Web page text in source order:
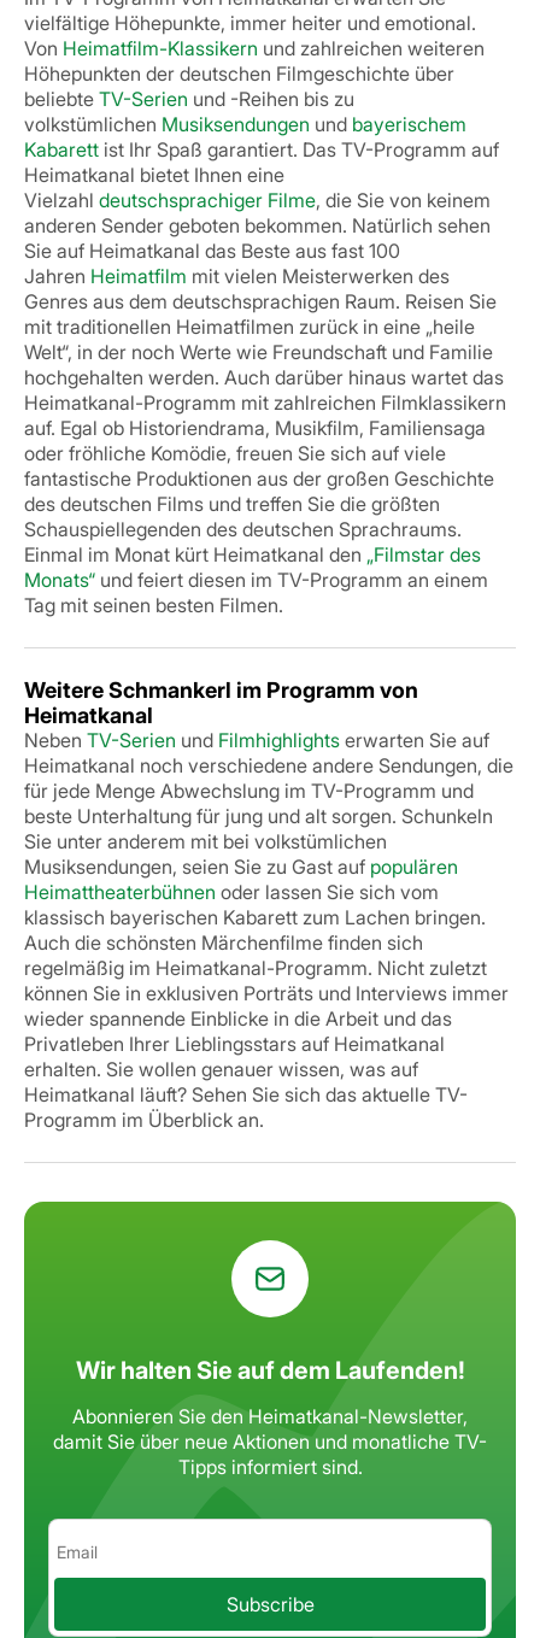
vielfältige Höhepunkte, immer heiter und emotional.
Von Heimatfilm-Klassikern und zahlreichen weiteren
Höhepunkten der deutschen Filmgeschichte über
beliebte TV-Serien und -Reihen bis zu
volkstümlichen Musiksendungen und bayerischem
Kabarett ist Ihr Spaß garantiert. Das TV-Programm auf
Heimatkanal bietet Ihnen eine
Vielzahl deutschsprachiger Filme, die Sie von keinem
anderen Sender geboten bekommen. Natürlich sehen
Sie auf Heimatkanal das Beste aus fast 100
Jahren Heimatfilm mit vielen Meisterwerken des
Genres aus dem deutschsprachigen Raum. Reisen Sie
mit traditionellen Heimatfilmen zurück in eine „heile
Welt“, in der noch Werte wie Freundschaft und Familie
hochgehalten werden. Auch darüber hinaus wartet das
Heimatkanal-Programm mit zahlreichen Filmklassikern
auf. Egal ob Historiendrama, Musikfilm, Familiensaga
oder fröhliche Komödie, freuen Sie sich auf viele
fantastische Produktionen aus der großen Geschichte
des deutschen Films und treffen Sie die größten
Schauspiellegenden des deutschen Sprachraums.
Einmal im Monat kürt Heimatkanal den „Filmstar des
Monats“ und feiert diesen im TV-Programm an einem
Tag mit seinen besten Filmen.
Weitere Schmankerl im Programm von
Heimatkanal
Neben TV-Serien und Filmhighlights erwarten Sie auf
Heimatkanal noch verschiedene andere Sendungen, die
für jede Menge Abwechslung im TV-Programm und
beste Unterhaltung für jung und alt sorgen. Schunkeln
Sie unter anderem mit bei volkstümlichen
Musiksendungen, seien Sie zu Gast auf populären
Heimattheaterbühnen oder lassen Sie sich vom
klassisch bayerischen Kabarett zum Lachen bringen.
Auch die schönsten Märchenfilme finden sich
regelmäßig im Heimatkanal-Programm. Nicht zuletzt
können Sie in exklusiven Porträts und Interviews immer
wieder spannende Einblicke in die Arbeit und das
Privatleben Ihrer Lieblingsstars auf Heimatkanal
erhalten. Sie wollen genauer wissen, was auf
Heimatkanal läuft? Sehen Sie sich das aktuelle TV-
Programm im Überblick an.
Wir halten Sie auf dem Laufenden!
Abonnieren Sie den Heimatkanal-Newsletter,
damit Sie über neue Aktionen und monatliche TV-
Tipps informiert sind.
Subscribe